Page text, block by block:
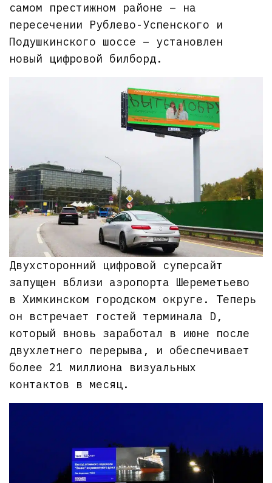
самом престижном районе – на
пересечении Рублево-Успенского и
Подушкинского шоссе – установлен
новый цифровой билборд.
Двухсторонний цифровой суперсайт
запущен вблизи аэропорта Шереметьево
в Химкинском городском округе. Теперь
он встречает гостей терминала D,
который вновь заработал в июне после
двухлетнего перерыва, и обеспечивает
более 21 миллиона визуальных
контактов в месяц.